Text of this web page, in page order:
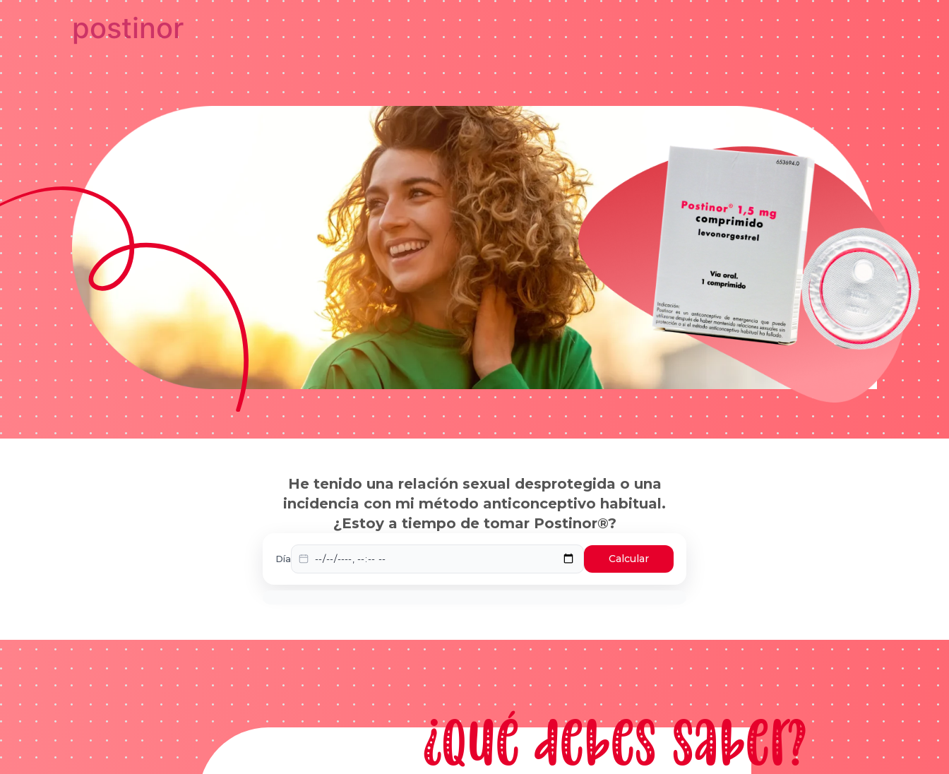
postinor
He tenido una relación sexual desprotegida o una
incidencia con mi método anticonceptivo habitual.
¿Estoy a tiempo de tomar Postinor®?
Día Calcular
¿Qué debes saber?